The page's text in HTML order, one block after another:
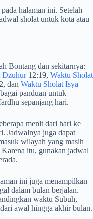
halaman ini. Setelah
sholat untuk kota atau
Bontang dan sekitarnya:
Dzuhur12:19, Waktu Sholat
dan Waktu Sholat Isya
panduan untuk
sepanjang hari.
menit dari hari ke
Jadwalnya juga dapat
wilayah yang masih
itu, gunakan jadwal
ini juga menampilkan
dalam bulan berjalan.
waktu Subuh,
awal hingga akhir bulan.